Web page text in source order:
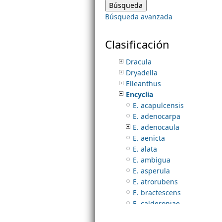
m
e
n
u
Búsqueda avanzada
Clasificación
Dichaea
Dichromanthus
Dinema
Domingoa
Dracula
Dryadella
Elleanthus
Encyclia
E. acapulcensis
E. adenocarpa
E. adenocaula
E. aenicta
E. alata
E. ambigua
E. asperula
E. atrorubens
E. bractescens
E. calderoniae